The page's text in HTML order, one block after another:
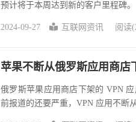
预计将于本周达到新的客户里程碑
2024-09-27 互联网资讯 阅读
苹果不断从俄罗斯应用商店
俄罗斯苹果应用商店下架的 VPN
前报道的还要严重，VPN 应用不断